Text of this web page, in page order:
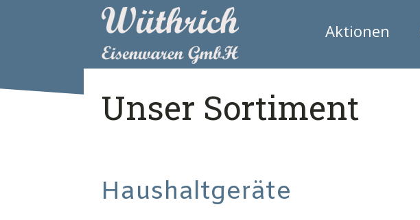
Aktionen
Unser Sortiment
Haushaltgeräte